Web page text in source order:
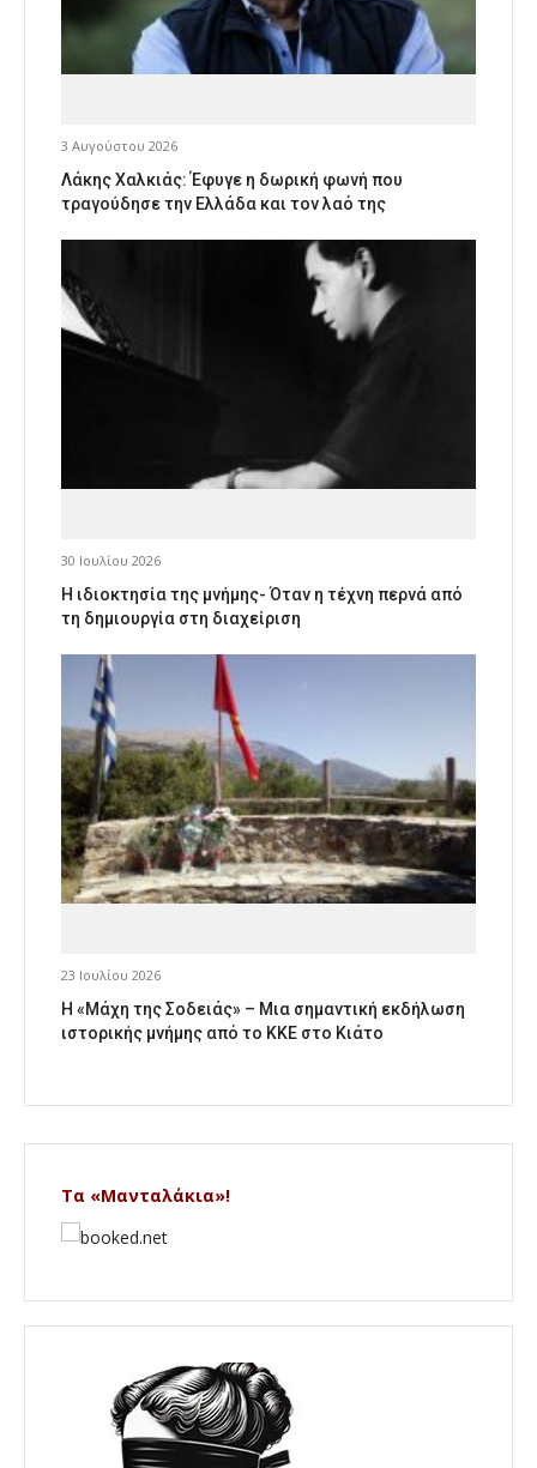
3 Αυγούστου 2026
Λάκης Χαλκιάς: Έφυγε η δωρική φωνή που
τραγούδησε την Ελλάδα και τον λαό της
30 Ιουλίου 2026
Η ιδιοκτησία της μνήμης- Όταν η τέχνη περνά από
τη δημιουργία στη διαχείριση
23 Ιουλίου 2026
Η «Μάχη της Σοδειάς» – Μια σημαντική εκδήλωση
ιστορικής μνήμης από το ΚΚΕ στο Κιάτο
Τα «Μανταλάκια»!